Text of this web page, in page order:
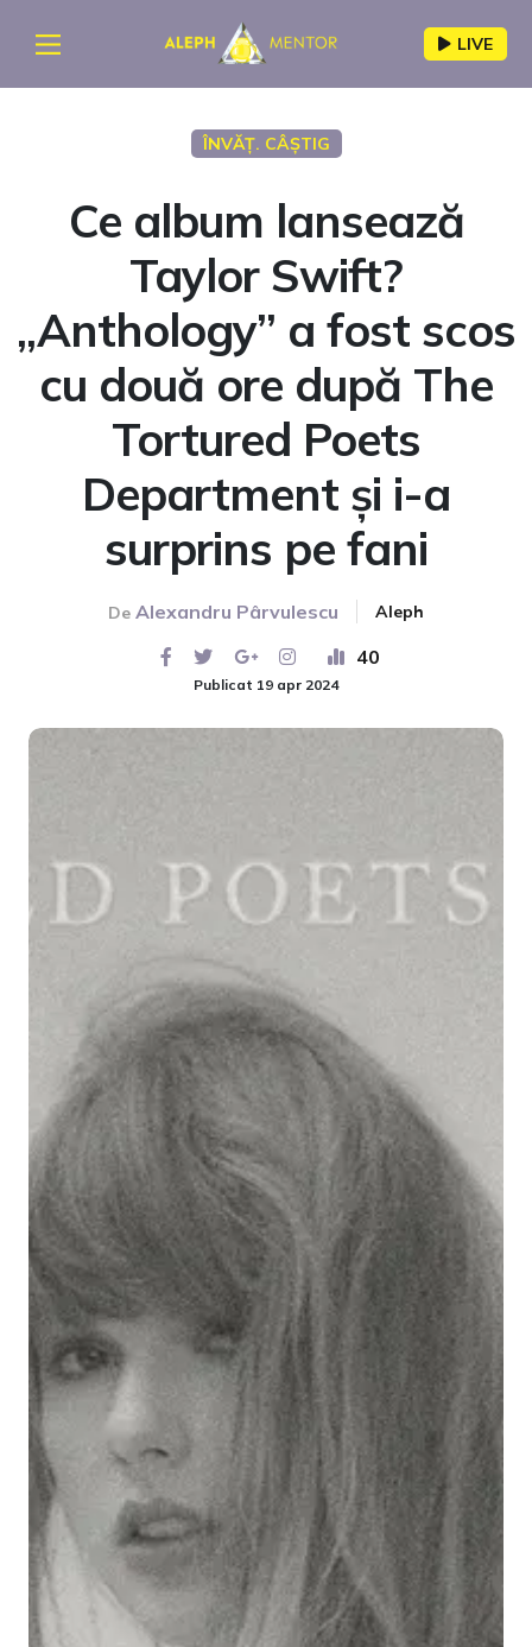
LIVE
ÎNVĂȚ. CÂȘTIG
Ce album lansează
Taylor Swift?
„Anthology” a fost scos
cu două ore după The
Tortured Poets
Department și i-a
surprins pe fani
De Alexandru Pârvulescu Aleph
40
Publicat 19 apr 2024